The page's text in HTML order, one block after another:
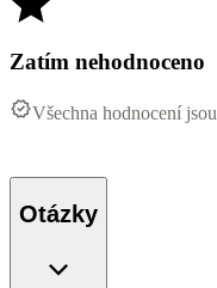
Zatím nehodnoceno
Všechna hodnocení jsou
Otázky